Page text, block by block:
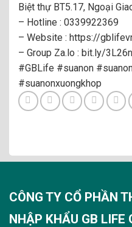
Biệt thự BT5.17, Ngoại
– Hotline : 0339922369
– Website : https://
– Group Za.lo : bit.ly/
#GBLife #suanon
#suanonxuongkhop
CÔNG TY CỔ PHẦN
NHẬP KHẨU GB LIFE